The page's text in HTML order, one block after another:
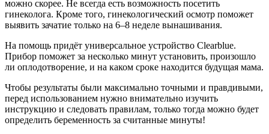
можно скорее. Не всегда есть возможность посетить
гинеколога. Кроме того, гинекологический осмотр поможет
выявить зачатие только на 6–8 неделе вынашивания.
На помощь придёт универсальное устройство Clearblue.
Прибор поможет за несколько минут установить, произошло
ли оплодотворение, и на каком сроке находится будущая мама.
Чтобы результаты были максимально точными и правдивыми,
перед использованием нужно внимательно изучить
инструкцию и следовать правилам, только тогда можно будет
определить беременность за считанные минуты!